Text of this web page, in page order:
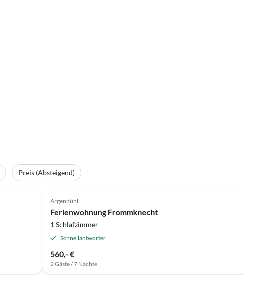
Preis (Absteigend)
Argenbühl
Ferienwohnung Frommknecht
1 Schlafzimmer
Schnellantworter
560,- €
2 Gäste / 7 Nächte